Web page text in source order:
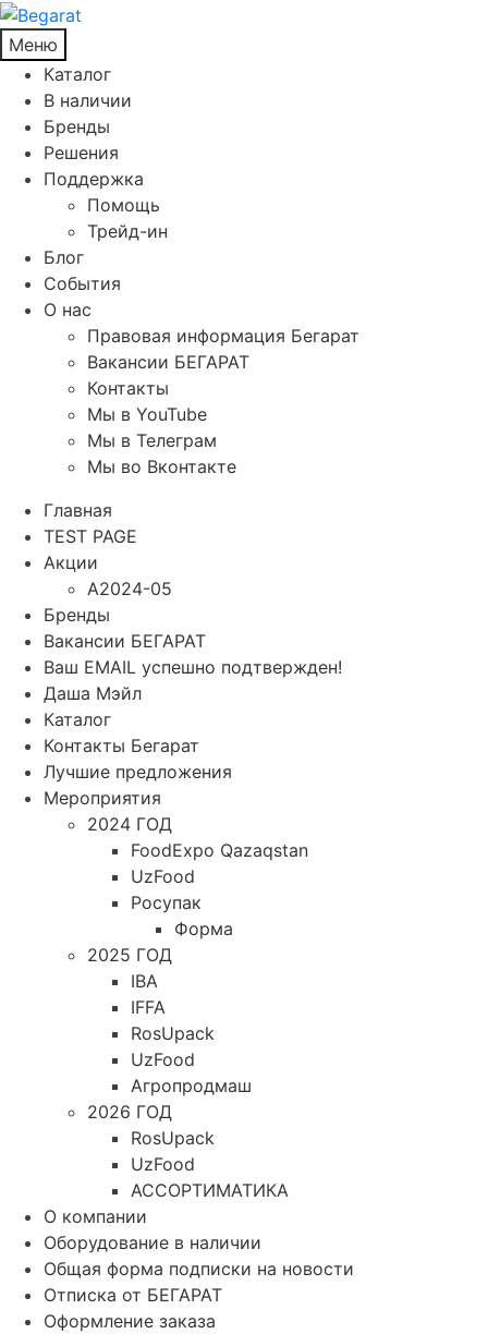
Меню
Каталог
В наличии
Бренды
Решения
Поддержка
Помощь
Трейд-ин
Блог
События
О нас
Правовая информация Бегарат
Вакансии БЕГАРАТ
Контакты
Мы в YouTube
Мы в Телеграм
Мы во Вконтакте
Главная
TEST PAGE
Акции
A2024-05
Бренды
Вакансии БЕГАРАТ
Ваш EMAIL успешно подтвержден!
Даша Мэйл
Каталог
Контакты Бегарат
Лучшие предложения
Мероприятия
2024 ГОД
FoodExpo Qazaqstan
UzFood
Росупак
Форма
2025 ГОД
IBA
IFFA
RosUpack
UzFood
Агропродмаш
2026 ГОД
RosUpack
UzFood
АССОРТИМАТИКА
О компании
Оборудование в наличии
Общая форма подписки на новости
Отписка от БЕГАРАТ
Оформление заказа